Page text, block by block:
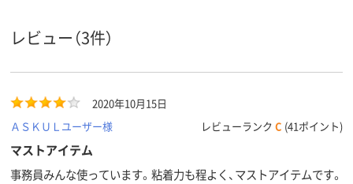
商品環境
120 130 120
レビュー（3件）
2020年10月15日
ＡＳＫＵＬユーザー様
レビューランク C (41ポイント)
マストアイテム
事務員みんな使っています。粘着力も程よく、マストアイテムです。